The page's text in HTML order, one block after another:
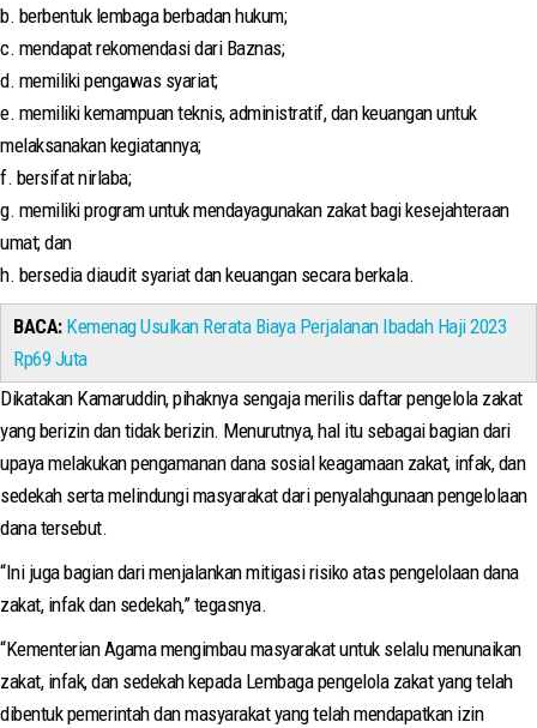
b. berbentuk lembaga berbadan hukum;
c. mendapat rekomendasi dari Baznas;
d. memiliki pengawas syariat;
e. memiliki kemampuan teknis, administratif, dan keuangan untuk
melaksanakan kegiatannya;
f. bersifat nirlaba;
g. memiliki program untuk mendayagunakan zakat bagi kesejahteraan
umat; dan
h. bersedia diaudit syariat dan keuangan secara berkala.
BACA: Kemenag Usulkan Rerata Biaya Perjalanan Ibadah Haji 2023
Rp69 Juta
Dikatakan Kamaruddin, pihaknya sengaja merilis daftar pengelola zakat
yang berizin dan tidak berizin. Menurutnya, hal itu sebagai bagian dari
upaya melakukan pengamanan dana sosial keagamaan zakat, infak, dan
sedekah serta melindungi masyarakat dari penyalahgunaan pengelolaan
dana tersebut.
“Ini juga bagian dari menjalankan mitigasi risiko atas pengelolaan dana
zakat, infak dan sedekah,” tegasnya.
“Kementerian Agama mengimbau masyarakat untuk selalu menunaikan
zakat, infak, dan sedekah kepada Lembaga pengelola zakat yang telah
dibentuk pemerintah dan masyarakat yang telah mendapatkan izin